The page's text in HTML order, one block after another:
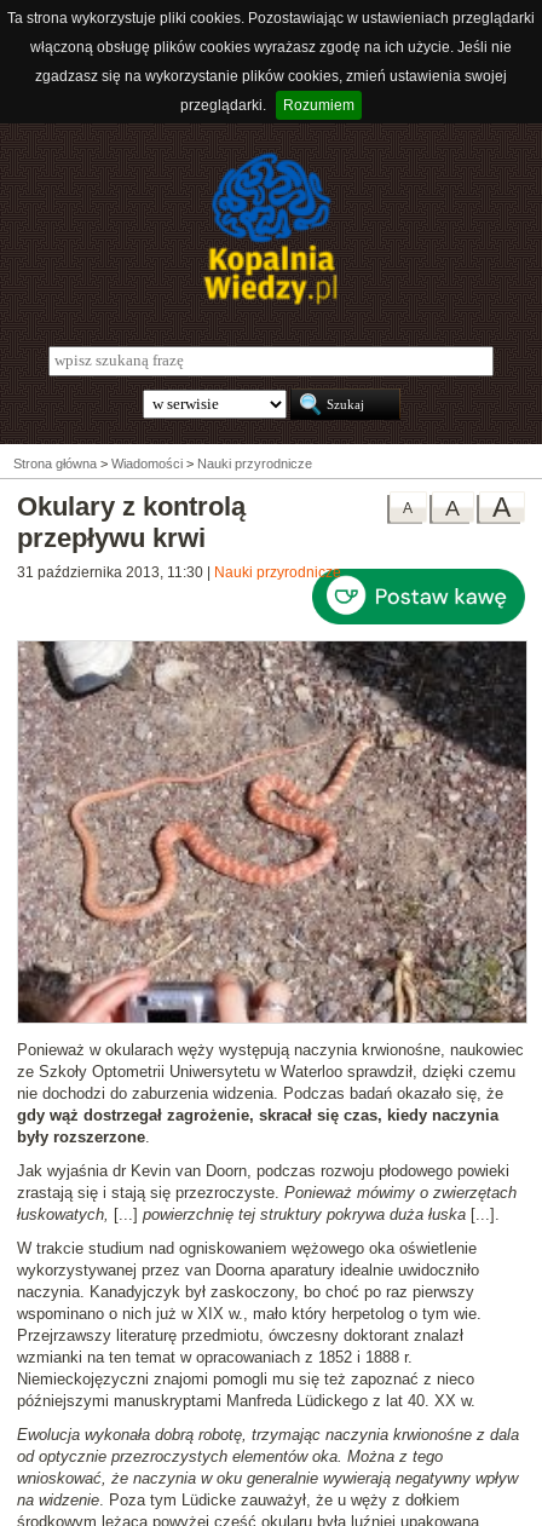
Ta strona wykorzystuje pliki cookies. Pozostawiając w ustawieniach przeglądarki
włączoną obsługę plików cookies wyrażasz zgodę na ich użycie. Jeśli nie
zgadzasz się na wykorzystanie plików cookies, zmień ustawienia swojej
przeglądarki.
Rozumiem
Strona główna > Wiadomości > Nauki przyrodnicze
A
A
A
Okulary z kontrolą
przepływu krwi
31 października 2013, 11:30 Nauki przyrodnicze
Ponieważ w okularach węży występują naczynia krwionośne, naukowiec
ze Szkoły Optometrii Uniwersytetu w Waterloo sprawdził, dzięki czemu
nie dochodzi do zaburzenia widzenia. Podczas badań okazało się, że
gdy wąż dostrzegał zagrożenie, skracał się czas, kiedy naczynia
były rozszerzone.
Jak wyjaśnia dr Kevin van Doorn, podczas rozwoju płodowego powieki
zrastają się i stają się przezroczyste. Ponieważ mówimy o zwierzętach
łuskowatych, [...] powierzchnię tej struktury pokrywa duża łuska [...].
W trakcie studium nad ogniskowaniem wężowego oka oświetlenie
wykorzystywanej przez van Doorna aparatury idealnie uwidoczniło
naczynia. Kanadyjczyk był zaskoczony, bo choć po raz pierwszy
wspominano o nich już w XIX w., mało który herpetolog o tym wie.
Przejrzawszy literaturę przedmiotu, ówczesny doktorant znalazł
wzmianki na ten temat w opracowaniach z 1852 i 1888 r.
Niemieckojęzyczni znajomi pomogli mu się też zapoznać z nieco
późniejszymi manuskryptami Manfreda Lüdickego z lat 40. XX w.
Ewolucja wykonała dobrą robotę, trzymając naczynia krwionośne z dala
od optycznie przezroczystych elementów oka. Można z tego
wnioskować, że naczynia w oku generalnie wywierają negatywny wpływ
na widzenie. Poza tym Lüdicke zauważył, że u węży z dołkiem
środkowym leżąca powyżej część okularu była luźniej upakowana